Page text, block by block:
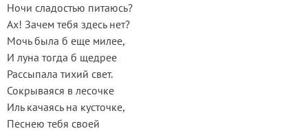
Ночи сладостью питаюсь?
Ах! Зачем тебя здесь нет?
Мочь была б еще милее,
И луна тогда б щедрее
Рассыпала тихий свет.
Сокрываяся в лесочке
Иль качаясь на кусточке,
Песнею тебя своей